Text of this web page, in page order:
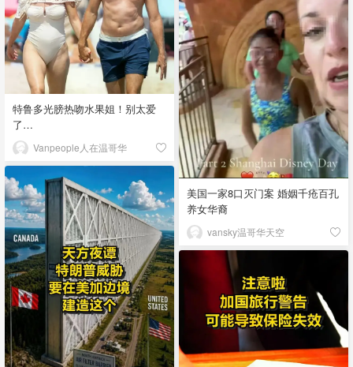
特鲁多光膀热吻水果姐！别太爱
了…
Vanpeople人在温哥华
美国一家8口灭门案 婚姻千疮百孔
养女华裔
vansky温哥华天空